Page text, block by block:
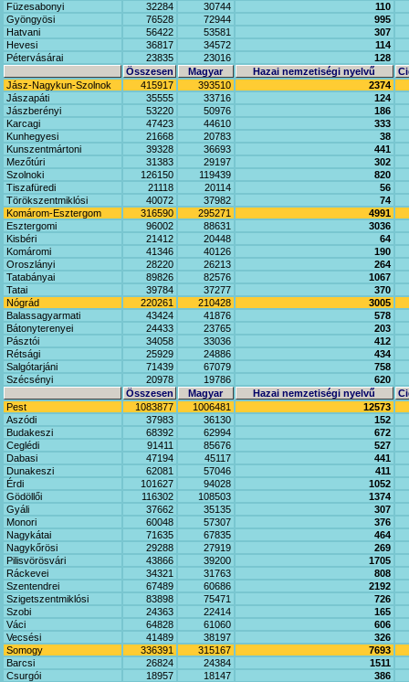
Füzesabonyi
32284 30744
110
Gyöngyösi
76528 72944
995
Hatvani
56422 53581
307
Hevesi
36817 34572
114
Pétervásárai
23835 23016
128
Összesen
Magyar Hazai nemzetiségi nyelvű
Jász-Nagykun-Szolnok
415917 393510
2374
Jászapáti
35555 33716
124
Jászberényi
53220 50976
186
Karcagi
47423 44610
333
Kunhegyesi
21668 20783
38
Kunszentmártoni
39328 36693
441
Mezőtúri
31383 29197
302
Szolnoki
126150 119439
820
Tiszafüredi
21118 20114
56
Törökszentmiklósi
40072 37982
74
Komárom-Esztergom
316590 295271
4991
Esztergomi
96002 88631
3036
Kisbéri
21412 20448
64
Komáromi
41346 40126
190
Oroszlányi
28220 26213
264
Tatabányai
89826 82576
1067
Tatai
39784 37277
370
Nógrád
220261 210428
3005
Balassagyarmati
43424 41876
578
Bátonyterenyei
24433 23765
203
Pásztói
34058 33036
412
Rétsági
25929 24886
434
Salgótarjáni
71439 67079
758
Szécsényi
20978 19786
620
Összesen
Magyar Hazai nemzetiségi nyelvű
Pest
1083877 1006481
12573
Aszódi
37983 36130
152
Budakeszi
68392 62994
672
Ceglédi
91411 85676
527
Dabasi
47194 45117
441
Dunakeszi
62081 57046
411
Érdi
101627 94028
1052
Gödöllői
116302 108503
1374
Gyáli
37662 35135
307
Monori
60048 57307
376
Nagykátai
71635 67835
464
Nagykőrösi
29288 27919
269
Pilisvörösvári
43866 39200
1705
Ráckevei
34321 31763
808
Szentendrei
67489 60686
2192
Szigetszentmiklósi
83898 75471
726
Szobi
24363 22414
165
Váci
64828 61060
606
Vecsési
41489 38197
326
Somogy
336391 315167
7693
Barcsi
26824 24384
1511
Csurgói
18957 18147
386